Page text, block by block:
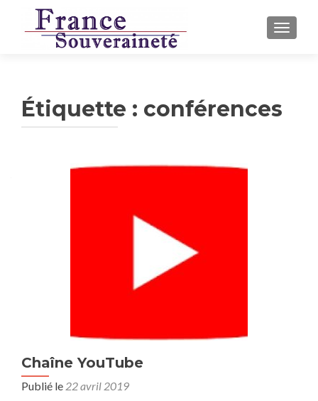
Étiquette : conférences
Chaîne YouTube
Publié le 22 avril 2019